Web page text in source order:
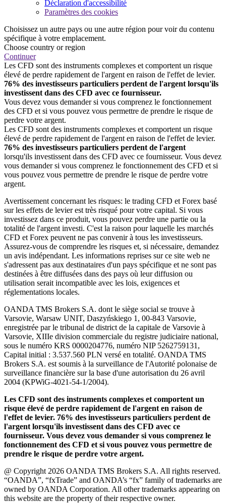
Déclaration d'accessibilité
Paramètres des cookies
Choisissez un autre pays ou une autre région pour voir du contenu
spécifique à votre emplacement.
Choose country or region
Continuer
Les CFD sont des instruments complexes et comportent un risque
élevé de perdre rapidement de l'argent en raison de l'effet de levier.
76% des investisseurs particuliers perdent de l'argent lorsqu'ils
investissent dans des CFD avec ce fournisseur.
Vous devez vous demander si vous comprenez le fonctionnement
des CFD et si vous pouvez vous permettre de prendre le risque de
perdre votre argent.
Les CFD sont des instruments complexes et comportent un risque
élevé de perdre rapidement de l'argent en raison de l'effet de levier.
76% des investisseurs particuliers perdent de l'argent
lorsqu'ils investissent dans des CFD avec ce fournisseur. Vous devez
vous demander si vous comprenez le fonctionnement des CFD et si
vous pouvez vous permettre de prendre le risque de perdre votre
argent.
Avertissement concernant les risques: le trading CFD et Forex basé
sur les effets de levier est très risqué pour votre capital. Si vous
investissez dans ce produit, vous pouvez perdre une partie ou la
totalité de l'argent investi. C'est la raison pour laquelle les marchés
CFD et Forex peuvent ne pas convenir à tous les investisseurs.
Assurez-vous de comprendre les risques et, si nécessaire, demandez
un avis indépendant. Les informations reprises sur ce site web ne
s'adressent pas aux destinataires d'un pays spécifique et ne sont pas
destinées à être diffusées dans des pays où leur diffusion ou
utilisation serait incompatible avec les lois, exigences et
réglementations locales.
OANDA TMS Brokers S.A. dont le siège social se trouve à
Varsovie, Warsaw UNIT, Daszyńskiego 1, 00-843 Varsovie,
enregistrée par le tribunal de district de la capitale de Varsovie à
Varsovie, XIIIe division commerciale du registre judiciaire national,
sous le numéro KRS 0000204776, numéro NIP 5262759131,
Capital initial : 3.537.560 PLN versé en totalité. OANDA TMS
Brokers S.A. est soumis à la surveillance de l'Autorité polonaise de
surveillance financière sur la base d'une autorisation du 26 avril
2004 (KPWiG-4021-54-1/2004).
Les CFD sont des instruments complexes et comportent un
risque élevé de perdre rapidement de l'argent en raison de
l'effet de levier. 76% des investisseurs particuliers perdent de
l'argent lorsqu'ils investissent dans des CFD avec ce
fournisseur. Vous devez vous demander si vous comprenez le
fonctionnement des CFD et si vous pouvez vous permettre de
prendre le risque de perdre votre argent.
@ Copyright 2026 OANDA TMS Brokers S.A. All rights reserved.
“OANDA”, “fxTrade” and OANDA’s “fx” family of trademarks are
owned by OANDA Corporation. All other trademarks appearing on
this website are the property of their respective owner.